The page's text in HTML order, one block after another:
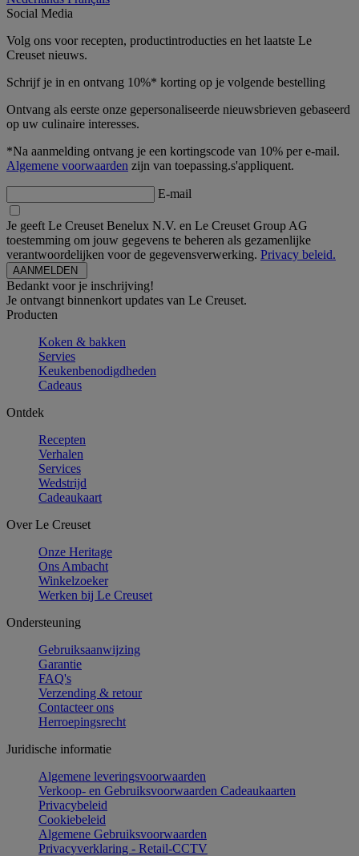
Social Media
Volg ons voor recepten, productintroducties en het laatste Le
Creuset nieuws.
Schrijf je in en ontvang 10%* korting op je volgende bestelling
Ontvang als eerste onze gepersonaliseerde nieuwsbrieven gebaseerd
op uw culinaire interesses.
*Na aanmelding ontvang je een kortingscode van 10% per e-mail.
Algemene voorwaarden zijn van toepassing.s'appliquent.
E-mail
Je geeft Le Creuset Benelux N.V. en Le Creuset Group AG
toestemming om jouw gegevens te beheren als gezamenlijke
verantwoordelijken voor de gegevensverwerking. Privacy beleid.
Bedankt voor je inschrijving!
Je ontvangt binnenkort updates van Le Creuset.
Producten
Koken & bakken
Servies
Keukenbenodigdheden
Cadeaus
Ontdek
Recepten
Verhalen
Services
Wedstrijd
Cadeaukaart
Over Le Creuset
Onze Heritage
Ons Ambacht
Winkelzoeker
Werken bij Le Creuset
Ondersteuning
Gebruiksaanwijzing
Garantie
FAQ's
Verzending & retour
Contacteer ons
Herroepingsrecht
Juridische informatie
Algemene leveringsvoorwaarden
Verkoop- en Gebruiksvoorwaarden Cadeaukaarten
Privacybeleid
Cookiebeleid
Algemene Gebruiksvoorwaarden
Privacyverklaring - Retail-CCTV